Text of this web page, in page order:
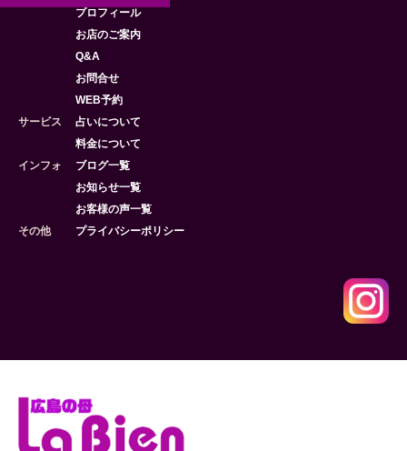
プロフィール
お店のご案内
Q&A
お問合せ
WEB予約
サービス
占いについて
料金について
インフォ
ブログ一覧
お知らせ一覧
お客様の声一覧
その他
プライバシーポリシー